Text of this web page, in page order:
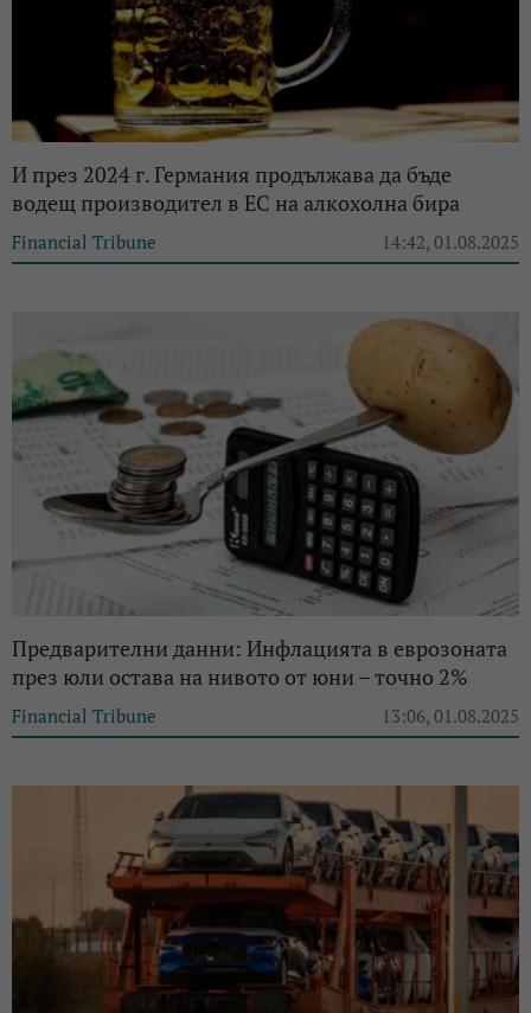
И през 2024 г. Германия продължава да бъде
водещ производител в ЕС на алкохолна бира
Financial Tribune 14:42, 01.08.2025
Предварителни данни: Инфлацията в еврозоната
през юли остава на нивото от юни – точно 2%
Financial Tribune 13:06, 01.08.2025